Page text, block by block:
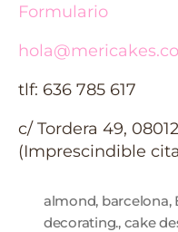
Formulario
tlf: 636 785 617
c/ Tordera 49,
(Imprescindible
almond, barcelona,
decorating., cake